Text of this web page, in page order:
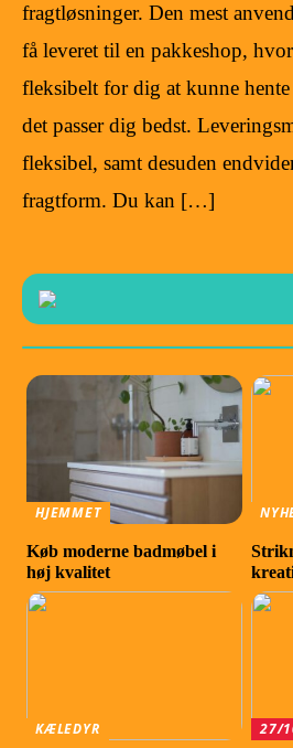
fragtløsninger. Den mest
få leveret til en pakkeshop,
fleksibelt for dig at kunne
det passer dig bedst.
fleksibel, samt desuden
fragtform. Du kan […]
HJEMMET
Køb moderne badmøbel i
høj kvalitet
KÆLEDYR 27/